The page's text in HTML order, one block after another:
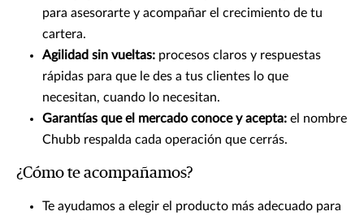
para asesorarte y acompañar el crecimiento de tu
cartera.
Agilidad sin vueltas: procesos claros y respuestas
rápidas para que le des a tus clientes lo que
necesitan, cuando lo necesitan.
Garantías que el mercado conoce y acepta: el nombre
Chubb respalda cada operación que cerrás.
¿Cómo te acompañamos?
Te ayudamos a elegir el producto más adecuado para